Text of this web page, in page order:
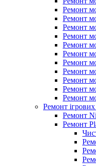
Ремонт
Ремонт
Ремонт
Ремонт
Ремонт
Ремонт
Ремонт
Ремонт
Ремонт
Ремонт
Ремонт
Ремонт
Ремонт
Ремонт